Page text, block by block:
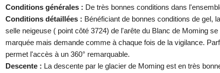
Conditions générales : De très bonnes conditions dans
Conditions détaillées : Bénéficiant de bonnes conditions de gel,
selle neigeuse ( point côté 3724) de l'arête du Blanc de Moming
marquée mais demande comme à chaque fois de la vigilance.
permet l'accès à un 360° remarquable.
Descente : La descente par le glacier de Moming est en très